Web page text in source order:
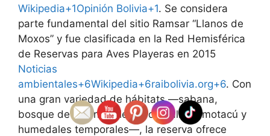
Wikipedia+1Opinión Bolivia+1. Se considera
parte fundamental del sitio Ramsar “Llanos de
Moxos” y fue clasificada en la Red Hemisférica
de Reservas para Aves Playeras en 2015
Noticias
ambientales+6Wikipedia+6raibolivia.org+6. Con
una gran variedad de hábitats —sabana,
bosque de galería, isleños de palmas motacú y
humedales temporales—, la reserva ofrece